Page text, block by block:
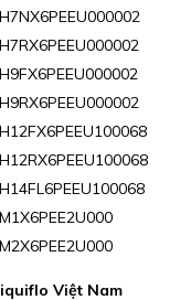
Việt Nam